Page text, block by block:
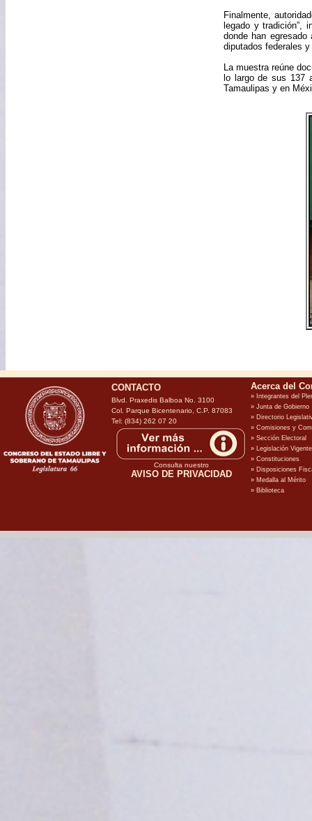
Finalmente,
legado y tradición”,
donde han
diputados federales
La muestra reúne
lo largo de sus 137
Tamaulipas y en
CONTACTO
Blvd. Praxedis Balboa No. 3100
Col. Parque Bicentenario, C.P. 87083
Tel: (834) 262 07 20
Consulta nuestro
AVISO DE PRIVACIDAD